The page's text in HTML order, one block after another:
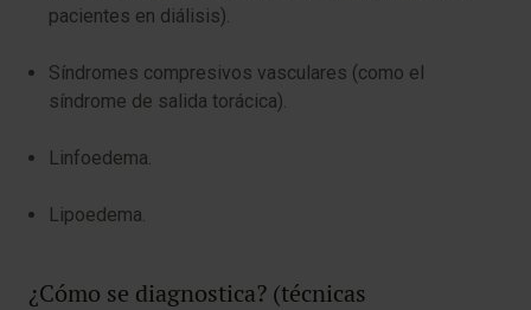
pacientes en diálisis).
Síndromes compresivos vasculares (como el
síndrome de salida torácica).
Linfoedema.
Lipoedema.
¿Cómo se diagnostica? (técnicas